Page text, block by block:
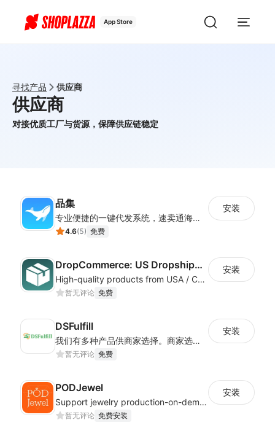
App Store
寻找产品 供应商
供应商
对接优质工厂与货源，保障供应链稳定
品集
专业便捷的一键代发系统，速卖通海量商品一键抓取
4.6(5) 免费
安装
DropCommerce: US Dropshipping
High-quality products from USA / Canadian based suppliers
暂无评论 免费
安装
DSFulfill
我们有多种产品供商家选择。商家选择产品并进行销售。一旦有订单，我们将报价并发货。
暂无评论 免费
安装
PODJewel
Support jewelry production-on-demand and Drop shipping
暂无评论 免费安装
安装